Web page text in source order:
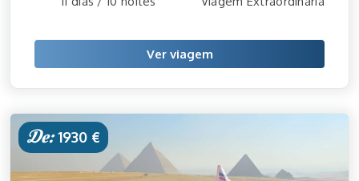
Ver viagem
De:1930 €